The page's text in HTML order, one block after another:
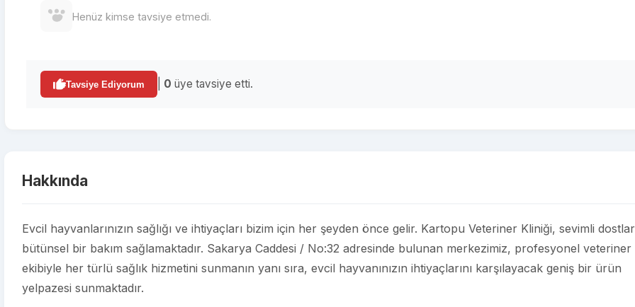
Henüz kimse tavsiye etmedi.
Tavsiye Ediyorum 0 üye tavsiye etti.
Hakkında
Evcil hayvanlarınızın sağlığı ve ihtiyaçları bizim için her şeyden önce gelir. Kartopu Veteriner Kliniği, sevimli
bütünsel bir bakım sağlamaktadır. Sakarya Caddesi / No:32 adresinde bulunan merkezimiz, profesyonel veteriner
ekibiyle her türlü sağlık hizmetini sunmanın yanı sıra, evcil hayvanınızın ihtiyaçlarını karşılayacak geniş bir ürün
yelpazesi sunmaktadır.